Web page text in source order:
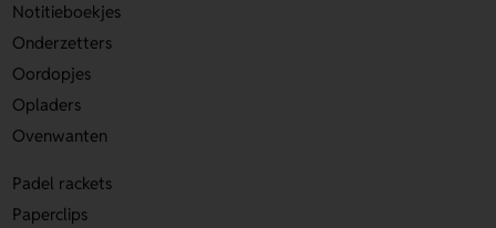
Notitieboekjes
Onderzetters
Oordopjes
Opladers
Ovenwanten
Padel rackets
Paperclips